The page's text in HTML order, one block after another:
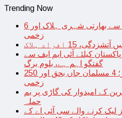
Trending Now
اسرائیل میں میزائل لگنے سے بھارتی شہری ہلاک اور 6
زخمی
15 افراد ہلاک
کیلئے آئی ایم ایف سے
گفتگو اہم ہے، بلوم برگ
بھارت میں مدرسہ مسمار؛ 4 مسلمان جاں بحق اور 250
زخمی
کے امیدوار کی گاڑی پر بم
حملہ
لیک کرنے والے سی آئی اے کے